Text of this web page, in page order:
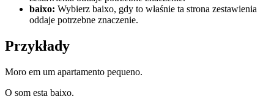
baixo: Wybierz baixo, gdy to właśnie ta strona zestawienia
oddaje potrzebne znaczenie.
Przykłady
Moro em um apartamento pequeno.
O som esta baixo.